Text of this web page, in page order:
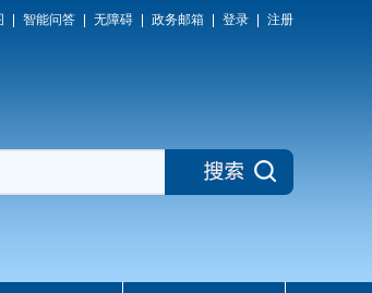
智能问答 无障碍 政务邮箱 登录 注册